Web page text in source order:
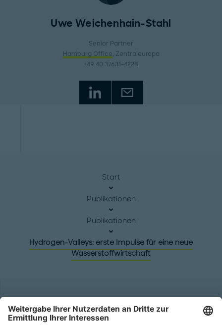
Uwe Weichenhain-Stahl
Senior Partner
Hamburg Office, Zentraleuropa
+49 40 37631-4228
Start
Publikationen
Publikationen
Hydrogen-Valleys: erste Impulse für eine neue
Wasserstoffwirtschaft
Hauptsitz
Roland Berger GmbH